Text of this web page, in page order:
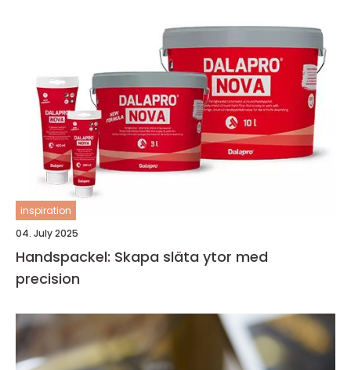
inspiration
04. July 2025
Handspackel: Skapa släta ytor med
precision